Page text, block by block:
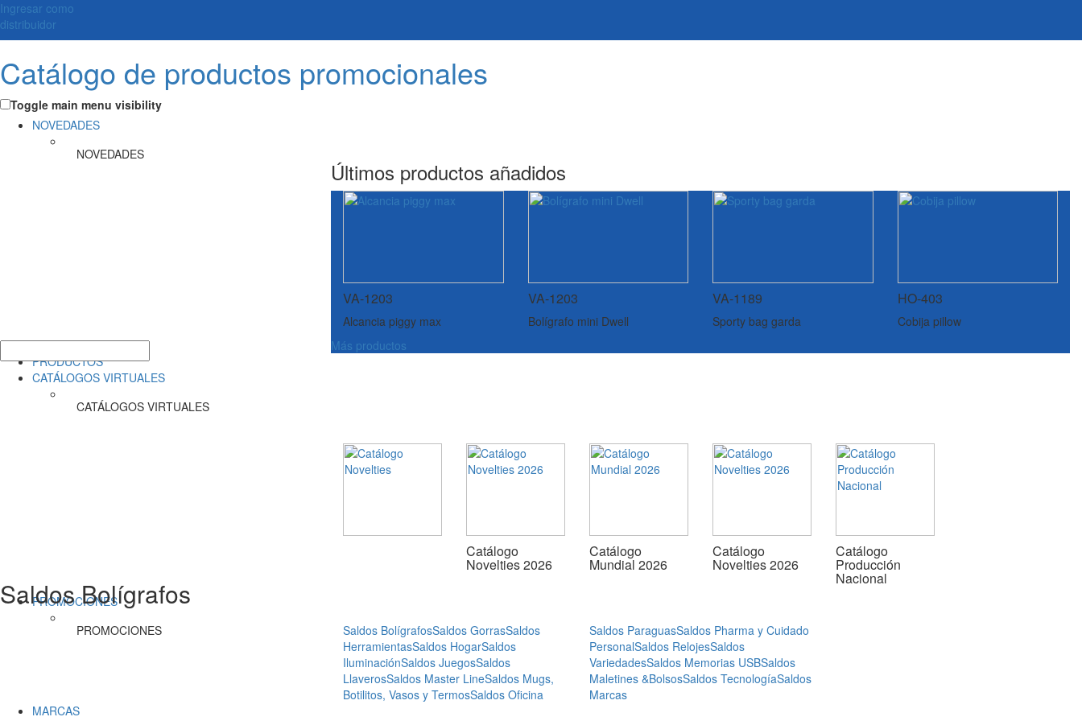
Ingresar como
distribuidor
Catálogo de productos promocionales
Toggle main menu visibility
NOVEDADES
NOVEDADES
Últimos productos añadidos
VA-1203
Alcancia piggy max
VA-1203
Bolígrafo mini Dwell
VA-1189
Sporty bag garda
HO-403
Cobija pillow
Más productos
PRODUCTOS
CATÁLOGOS VIRTUALES
CATÁLOGOS VIRTUALES
Catálogo
Novelties 2026
Catálogo
Mundial 2026
Catálogo
Novelties 2026
Catálogo
Producción
Nacional
PROMOCIONES
PROMOCIONES
Saldos BolígrafosSaldos GorrasSaldos
HerramientasSaldos HogarSaldos
IluminaciónSaldos JuegosSaldos
LlaverosSaldos Master LineSaldos Mugs,
Botilitos, Vasos y TermosSaldos Oficina
Saldos ParaguasSaldos Pharma y Cuidado
PersonalSaldos RelojesSaldos
VariedadesSaldos Memorias USBSaldos
Maletines &BolsosSaldos TecnologíaSaldos
Marcas
MARCAS
Saldos Bolígrafos